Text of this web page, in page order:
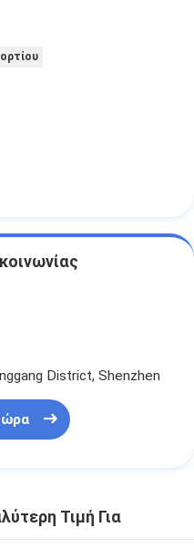
District, Shenzhen
Τιμή Για